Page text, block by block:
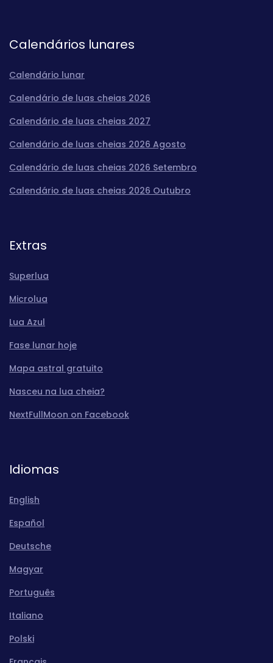
Calendários lunares
Calendário lunar
Calendário de luas cheias 2026
Calendário de luas cheias 2027
Calendário de luas cheias 2026 Agosto
Calendário de luas cheias 2026 Setembro
Calendário de luas cheias 2026 Outubro
Extras
Superlua
Microlua
Lua Azul
Fase lunar hoje
Mapa astral gratuito
Nasceu na lua cheia?
NextFullMoon on Facebook
Idiomas
English
Español
Deutsche
Magyar
Português
Italiano
Polski